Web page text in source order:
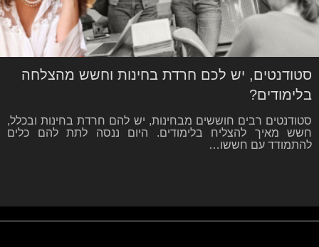
סטודנטים, יש לכם חרדת בחינות וחשש מהצלחה
בלימודים?
סטודנטים רבים חוששים מבחינות, יש להם חרדת בחינות ובכלל,
חשש מאיך להצליח בלימודים. היום ננסה לתת להם כלים
להתמודד עם חששו…